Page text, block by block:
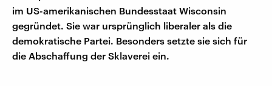
im US-amerikanischen Bundesstaat Wisconsin
gegründet. Sie war ursprünglich liberaler als die
demokratische Partei. Besonders setzte sie sich für
die Abschaffung der Sklaverei ein.